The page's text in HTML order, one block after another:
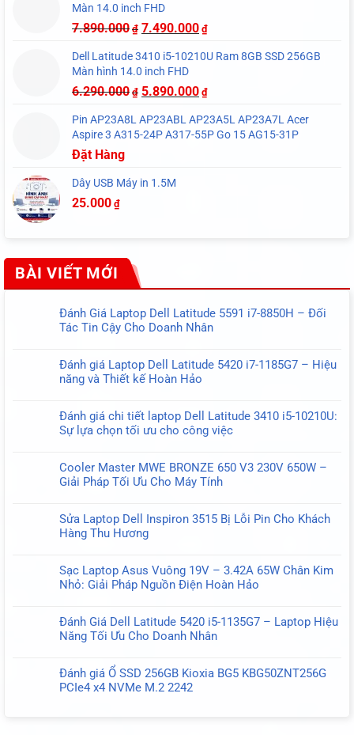
Màn 14.0 inch FHD
7.890.000 ₫ 7.490.000 ₫
Dell Latitude 3410 i5-10210U Ram 8GB SSD 256GB
Màn hình 14.0 inch FHD
6.290.000 ₫ 5.890.000 ₫
Pin AP23A8L AP23ABL AP23A5L AP23A7L Acer
Aspire 3 A315-24P A317-55P Go 15 AG15-31P
Đặt Hàng
Dây USB Máy in 1.5M
25.000 ₫
BÀI VIẾT MỚI
Đánh Giá Laptop Dell Latitude 5591 i7-8850H – Đối
Tác Tin Cậy Cho Doanh Nhân
bình
luận
Đánh
Giá
Laptop
Latitude
5591
8850H
–
Đối
Tin
Cậy
Nhân
Đánh giá Laptop Dell Latitude 5420 i7-1185G7 – Hiệu
năng và Thiết kế Hoàn Hảo
bình
luận
Đánh
giá
Latitude
5420
1185G7
–
Hiệu
và
Thiết
Hảo
Đánh giá chi tiết laptop Dell Latitude 3410 i5-10210U:
Sự lựa chọn tối ưu cho công việc
bình
luận
Đánh
giá
laptop
Dell
3410
i5-
10210U:
lựa
chọn
Cooler Master MWE BRONZE 650 V3 230V 650W –
Giải Pháp Tối Ưu Cho Máy Tính
có
bình
luận
Cooler
Master
650
V3
650W
–
Giải
Sửa Laptop Dell Inspiron 3515 Bị Lỗi Pin Cho Khách
Hàng Thu Hương
bình
luận
Sửa
Laptop
3515
Bị
Sạc Laptop Asus Vuông 19V – 3.42A 65W Chân Kim
Nhỏ: Giải Pháp Nguồn Điện Hoàn Hảo
bình
luận
Sạc
Laptop
Đánh Giá Dell Latitude 5420 i5-1135G7 – Laptop Hiệu
Năng Tối Ưu Cho Doanh Nhân
bình
luận
Đánh giá Ổ SSD 256GB Kioxia BG5 KBG50ZNT256G
PCIe4 x4 NVMe M.2 2242